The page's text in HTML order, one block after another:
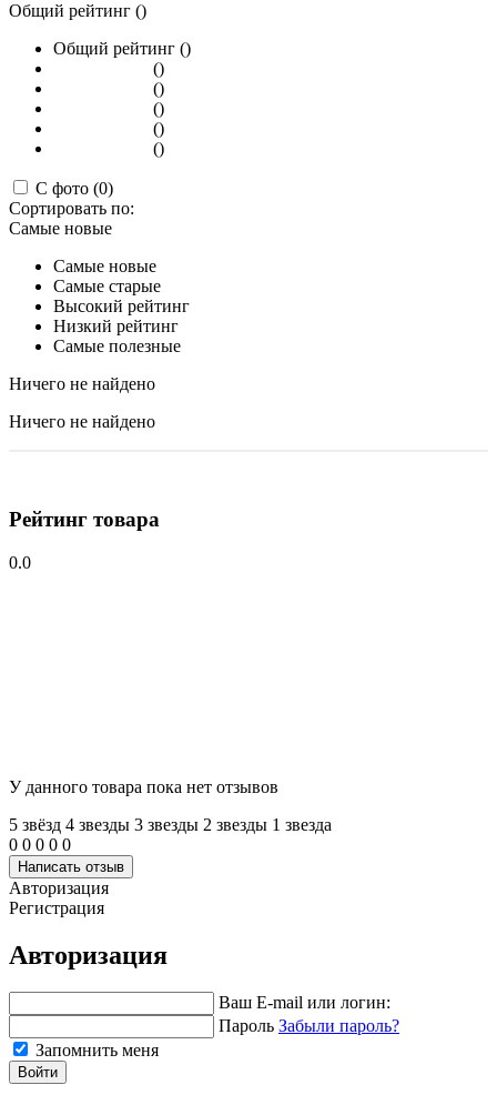
Общий рейтинг ()
Общий рейтинг ()
()
()
()
()
()
С фото (0)
Сортировать по:
Самые новые
Самые новые
Самые старые
Высокий рейтинг
Низкий рейтинг
Самые полезные
Ничего не найдено
Ничего не найдено
Рейтинг товара
0.0
У данного товара пока нет отзывов
5 звёзд 4 звeзды 3 звeзды 2 звeзды 1 звeзда
0 0 0 0 0
Написать отзыв
Авторизация
Регистрация
Авторизация
Ваш E-mail или логин:
Пароль Забыли пароль?
Запомнить меня
Войти